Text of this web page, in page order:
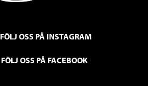
FÖLJ OSS PÅ INSTAGRAM
FÖLJ OSS PÅ FACEBOOK